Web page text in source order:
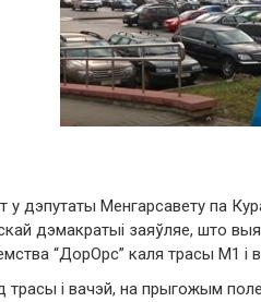
у дэпутаты Менгарсавету па
дэмакратыі заяўляе, што
“ДорОрс” каля трасы М1 і
трасы і вачэй, на прыгожым